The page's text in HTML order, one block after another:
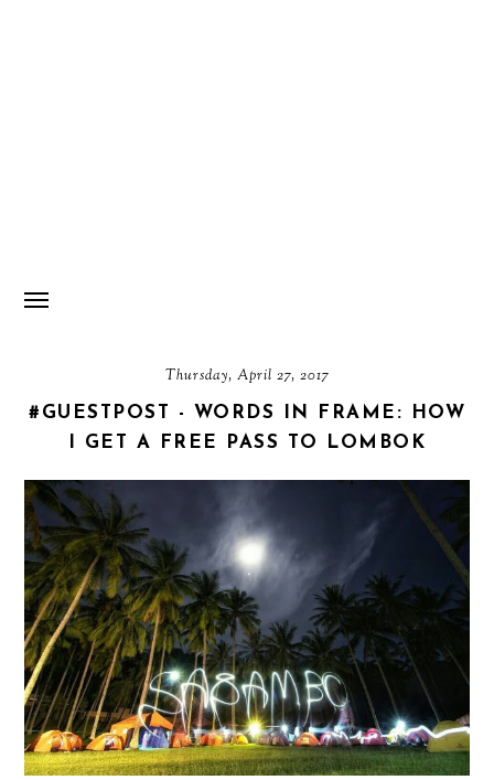
Thursday, April 27, 2017
#GUESTPOST - WORDS IN FRAME: HOW
I GET A FREE PASS TO LOMBOK